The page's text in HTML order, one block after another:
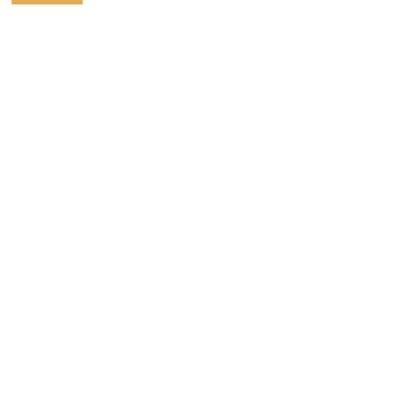
maggiore e asse minore di 5 a 3. La cavea è invece larga